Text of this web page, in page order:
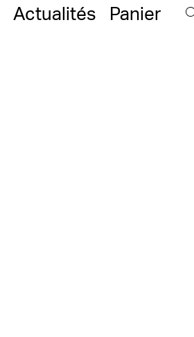
Actualités Panier